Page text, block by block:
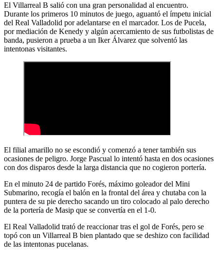
El Villarreal B salió con una gran personalidad al encuentro.
Durante los primeros 10 minutos de juego, aguantó el ímpetu inicial
del Real Valladolid por adelantarse en el marcador. Los de Pucela,
por mediación de Kenedy y algún acercamiento de sus futbolistas de
banda, pusieron a prueba a un Iker Álvarez que solventó las
intentonas visitantes.
El filial amarillo no se escondió y comenzó a tener también sus
ocasiones de peligro. Jorge Pascual lo intentó hasta en dos ocasiones
con dos disparos desde la larga distancia que no cogieron portería.
En el minuto 24 de partido Forés, máximo goleador del Mini
Submarino, recogía el balón en la frontal del área y chutaba con la
puntera de su pie derecho sacando un tiro colocado al palo derecho
de la portería de Masip que se convertía en el 1-0.
El Real Valladolid trató de reaccionar tras el gol de Forés, pero se
topó con un Villarreal B bien plantado que se deshizo con facilidad
de las intentonas pucelanas.